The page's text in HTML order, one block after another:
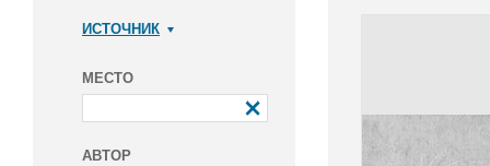
ИСТОЧНИК
МЕСТО
АВТОР